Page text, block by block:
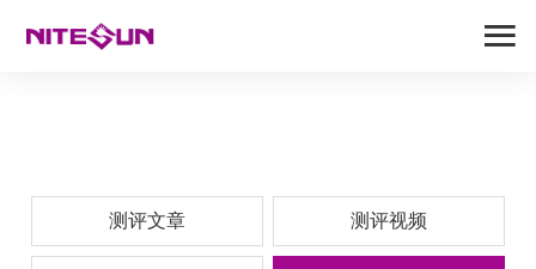
测评文章 测评视频